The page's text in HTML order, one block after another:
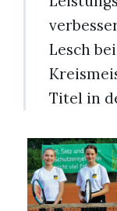
Lesch
Titel in